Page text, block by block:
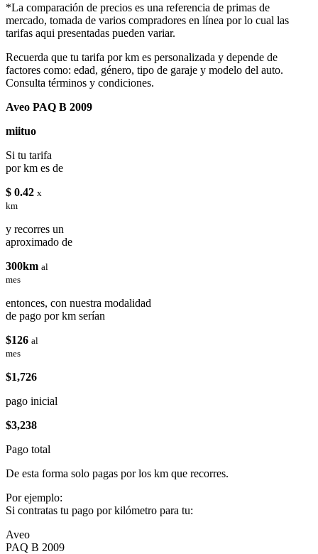
*La comparación de precios es una referencia de primas de
mercado, tomada de varios compradores en línea por lo cual las
tarifas aqui presentadas pueden variar.
Recuerda que tu tarifa por km es personalizada y depende de
factores como: edad, género, tipo de garaje y modelo del auto.
Consulta términos y condiciones.
Aveo PAQ B 2009
miituo
Si tu tarifa
por km es de
$ 0.42 x
km
y recorres un
aproximado de
300km al
mes
entonces, con nuestra modalidad
de pago por km serían
$126 al
mes
$1,726
pago inicial
$3,238
Pago total
De esta forma solo pagas por los km que recorres.
Por ejemplo:
Si contratas tu pago por kilómetro para tu:
Aveo
PAQ B 2009